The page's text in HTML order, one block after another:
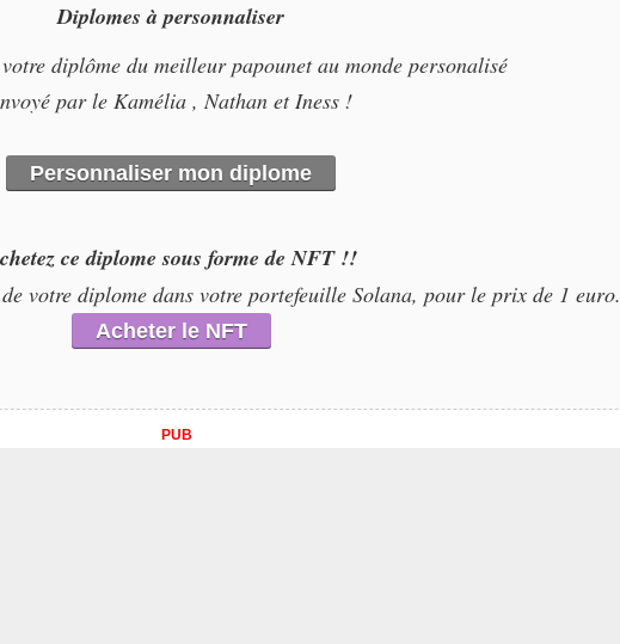
Diplomes à personnaliser
diplôme du meilleur papounet au monde personalisé
par le Kamélia , Nathan et Iness !
Personnaliser mon diplome
ce diplome sous forme de NFT !!
votre diplome dans votre portefeuille Solana, pour le prix de 1 euro.
Acheter le NFT
PUB